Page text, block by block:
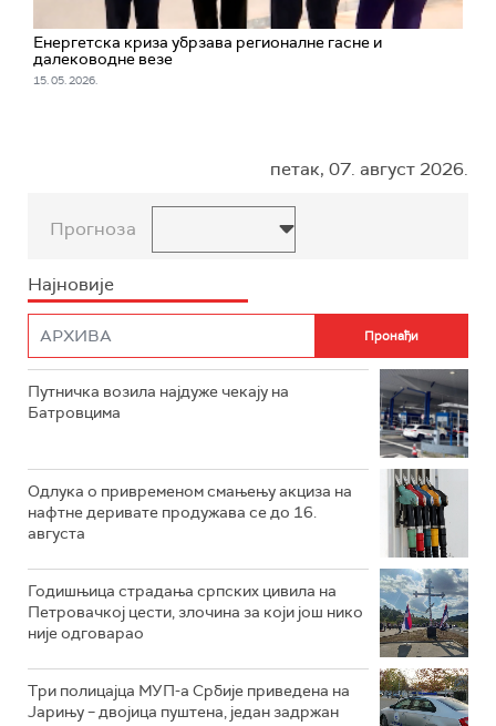
Енергетска криза убрзава регионалне гасне и
далеководне везе
15. 05. 2026.
петак, 07. август 2026.
Прогноза
Најновије
Путничка возила најдуже чекају на
Батровцима
Одлука о привременом смањењу акциза на
нафтне деривате продужава се до 16.
августа
Годишњица страдања српских цивила на
Петровачкој цести, злочина за који још нико
није одговарао
Три полицајца МУП-а Србије приведена на
Јарињу – двојица пуштена, један задржан